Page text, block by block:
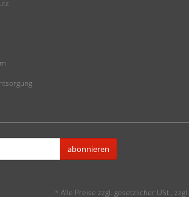
abonnieren
* Alle Preise zzgl. gesetzlicher USt., zzgl.